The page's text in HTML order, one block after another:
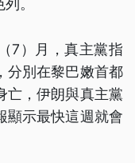
。
7）月，真主黨指
分別在黎巴嫩首都
亡，伊朗與真主黨
顯示最快這週就會